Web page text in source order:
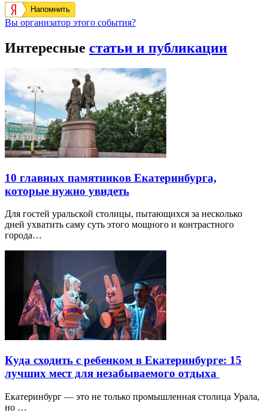
Напомнить
Вы организатор этого события?
Интересные статьи и публикации
10 главных памятников Екатеринбурга,
которые нужно увидеть
Для гостей уральской столицы, пытающихся за несколько
дней ухватить саму суть этого мощного и контрастного
города…
Куда сходить с ребенком в Екатеринбурге: 15
лучших мест для незабываемого отдыха
Екатеринбург — это не только промышленная столица Урала,
но …